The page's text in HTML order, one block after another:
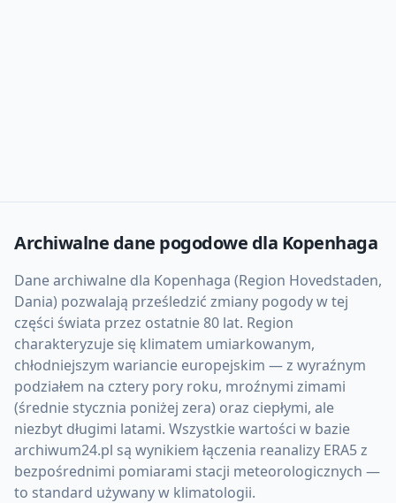
Archiwalne dane pogodowe dla Kopenhaga
Dane archiwalne dla Kopenhaga (Region Hovedstaden,
Dania) pozwalają prześledzić zmiany pogody w tej
części świata przez ostatnie 80 lat. Region
charakteryzuje się klimatem umiarkowanym,
chłodniejszym wariancie europejskim — z wyraźnym
podziałem na cztery pory roku, mroźnymi zimami
(średnie stycznia poniżej zera) oraz ciepłymi, ale
niezbyt długimi latami. Wszystkie wartości w bazie
archiwum24.pl są wynikiem łączenia reanalizy ERA5 z
bezpośrednimi pomiarami stacji meteorologicznych —
to standard używany w klimatologii.